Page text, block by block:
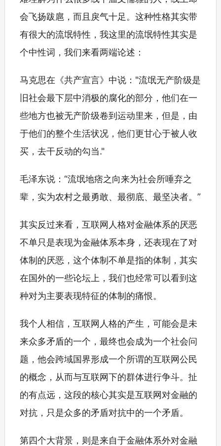
会飞扬跋扈，而且戾气十足。这种性格其实带
有很大的流氓特性，我这里的流氓特性其实是
个中性词，我们来看两端论述：
马克思在《共产宣言》中说："流氓无产阶级是
旧社会最下层中消极的腐化的部分，他们在一
些地方也被无产阶级卷到运动里来，但是，由
于他们的整个生活状况，他们更甘心于被人收
买，去干反动的勾当."
毛泽东说：“流氓地痞之向来为社会所唾弃之
辈，实为农村之最勇敢、最彻底、最坚决者。”
其实反过来看，互联网人格对金融体系的厌恶
不单只是表现为金融体系本身，还表现在了对
体制的厌恶，这个体制不单是指的体制，其实
在国外的一些论坛上，我们也经常可以看到这
种对为主要表现特征的体制的痛恨。
我个人相信，互联网人格的产生，可能会是未
来众多矛盾的一个，最终也会成为一个社会问
题，他会跨域国界形成一个所谓的互联网公民
的概念，从而与互联网下的群体进行争斗。扯
的有点远，这段的核心其实是互联网对金融的
对抗，只是众多的矛盾对抗中的一个矛盾。
第四个大背景，则是来自于金融体系外对金融